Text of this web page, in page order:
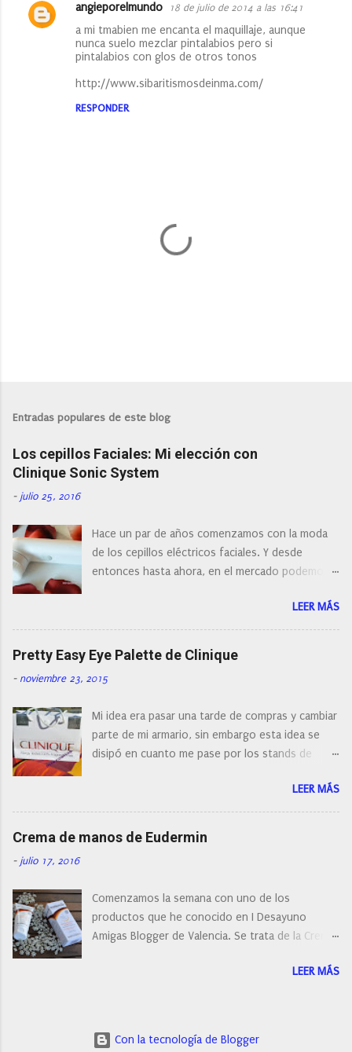
C
angieporelmundo 18 de julio de 2014 a las 16:41
a mi tmabien me encanta el maquillaje, aunque
nunca suelo mezclar pintalabios pero si
pintalabios con glos de otros tonos
http://www.sibaritismosdeinma.com/
RESPONDER
l
a
r
n
o
m
e
n
t
a
o
Entradas populares de este blog
Los cepillos Faciales: Mi elección con
Clinique Sonic System
- julio 25, 2016
Hace un par de años comenzamos con la moda
de los cepillos eléctricos faciales. Y desde
entonces hasta ahora, en el mercado podemos
con diferentes características, a pilas, a batería,
cepillos de rotación o de oscilación... y
naturalmente de todos los precios. Existe en la
actualidad tal variedad, que antes de hacer la
compra debemos de hacernos unas preguntas:
post os voy a dar mi opinión de porque elegí mi
cepillo facial de Clinique
LEER MÁS
Pretty Easy Eye Palette de Clinique
- noviembre 23, 2015
Mi idea era pasar una tarde de compras y cambiar
parte de mi armario, sin embargo esta idea se
disipó en cuanto me pase por los stands de
resistirse a esta paleta de colores de Clinique.
LEER MÁS
Crema de manos de Eudermin
- julio 17, 2016
Comenzamos la semana con uno de los
productos que he conocido en I Desayuno
Amigas Blogger de Valencia. Se trata de la Crema
manos para utilizar tanto en verano como en
LEER MÁS
Con la tecnología de Blogger